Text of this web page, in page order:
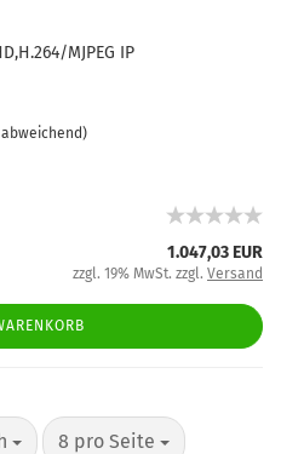
MJPEG IP
1.047,03 EUR
zzgl. 19% MwSt. zzgl. Versand
8 pro Seite